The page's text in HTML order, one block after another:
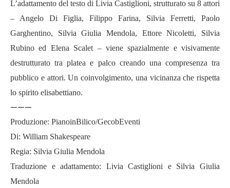
L’adattamento del testo di Livia Castiglioni, strutturato su 8 attori
– Angelo Di Figlia, Filippo Farina, Silvia Ferretti, Paolo
Garghentino, Silvia Giulia Mendola, Ettore Nicoletti, Silvia
Rubino ed Elena Scalet – viene spazialmente e visivamente
destrutturato tra platea e palco creando una compresenza tra
pubblico e attori. Un coinvolgimento, una vicinanza che rispetta
lo spirito elisabettiano.
———
Produzione: PianoinBilico/GecobEventi
Di: William Shakespeare
Regia: Silvia Giulia Mendola
Traduzione e adattamento: Livia Castiglioni e Silvia Giulia
Mendola